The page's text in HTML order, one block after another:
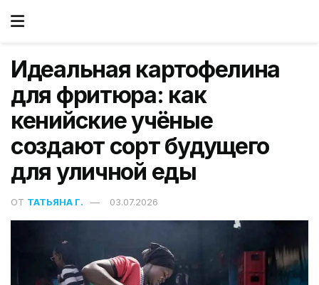
Идеальная картофелина
для фритюра: как
кенийские учёные
создают сорт будущего
для уличной еды
ОТ ТАТЬЯНА Г. 03.07.2026